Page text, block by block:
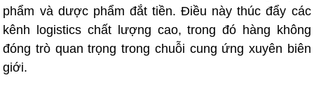
phẩm và dược phẩm đắt tiền. Điều này thúc đẩy các
kênh logistics chất lượng cao, trong đó hàng không
đóng trò quan trọng trong chuỗi cung ứng xuyên biên
giới.